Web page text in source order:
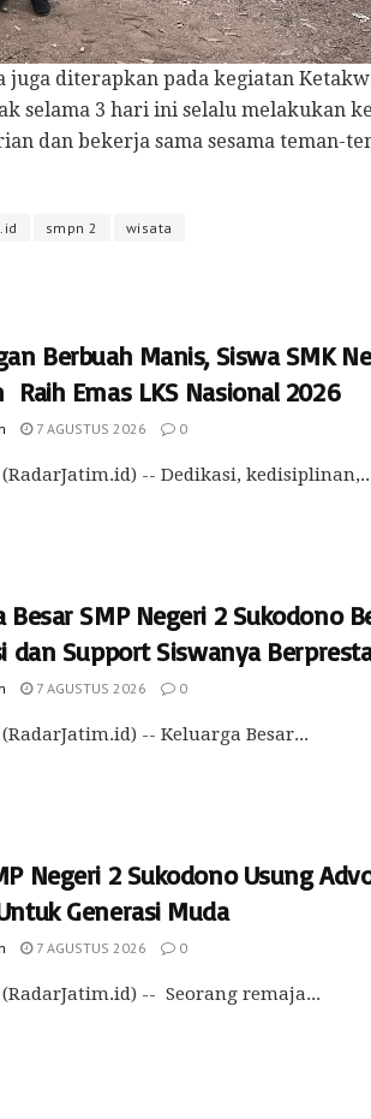
juga diterapkan pada kegiatan
selama 3 hari ini selalu melakukan
dan bekerja sama sesama teman-
smpn 2 wisata
Berbuah Manis, Siswa SMK
Raih Emas LKS Nasional 2026
7 AGUSTUS 2026 0
(RadarJatim.id) -- Dedikasi,
Besar SMP Negeri 2 Sukodono
dan Support Siswanya
7 AGUSTUS 2026 0
(RadarJatim.id) -- Keluarga Besar...
Negeri 2 Sukodono Usung
Generasi Muda
7 AGUSTUS 2026 0
(RadarJatim.id) -- Seorang remaja...